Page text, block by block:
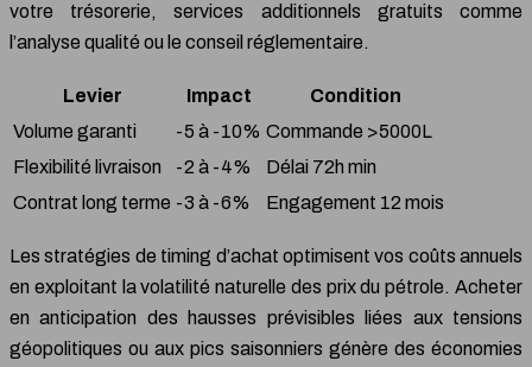
votre trésorerie, services additionnels gratuits comme
l’analyse qualité ou le conseil réglementaire.
Levier Impact
Condition
Volume garanti
-5 à -10% Commande >5000L
Flexibilité livraison
-2 à -4%
Délai 72h min
Contrat long terme -3 à -6% Engagement 12 mois
Les stratégies de timing d’achat optimisent vos coûts annuels
en exploitant la volatilité naturelle des prix du pétrole. Acheter
en anticipation des hausses prévisibles liées aux tensions
géopolitiques ou aux pics saisonniers génère des économies